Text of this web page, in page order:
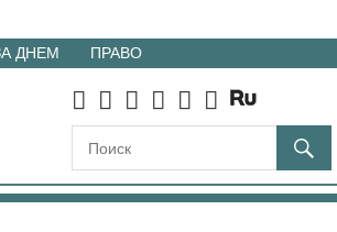
ДНЕМ ПРАВО